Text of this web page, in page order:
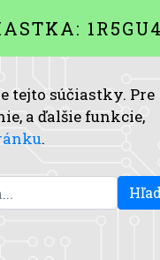
tejto súčiastky. Pre
a ďalšie funkcie,
.